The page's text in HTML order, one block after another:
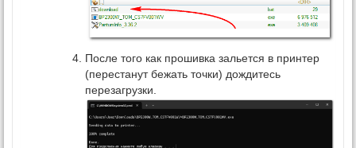
После того как прошивка зальется в принтер
(перестанут бежать точки) дождитесь
перезагрузки.